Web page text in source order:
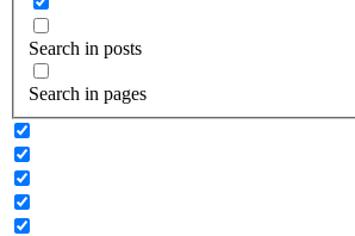
Search in posts
Search in pages